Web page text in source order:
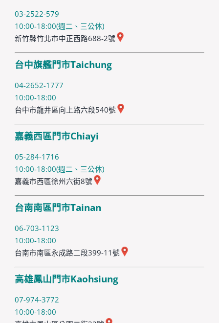
03-2522-579
10:00-18:00(週二、三公休)
新竹縣竹北市中正西路688-2號
台中旗艦門市Taichung
04-2652-1777
10:00-18:00
台中市龍井區向上路六段540號
嘉義西區門市Chiayi
05-284-1716
10:00-18:00(週二、三公休)
嘉義市西區徐州六街8號
台南南區門市Tainan
06-703-1123
10:00-18:00
台南市南區永成路二段399-11號
高雄鳳山門市Kaohsiung
07-974-3772
10:00-18:00